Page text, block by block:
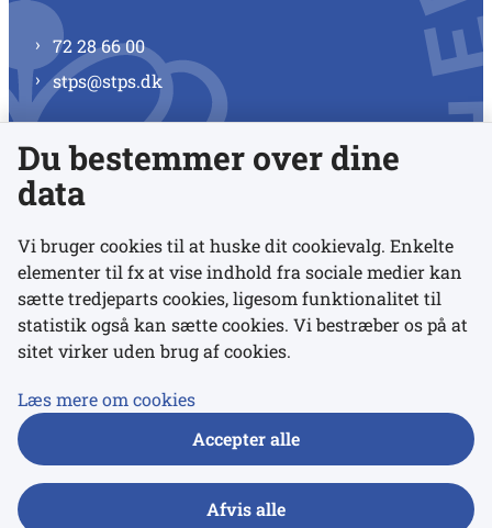
72 28 66 00
stps@stps.dk
Se alle kontaktnumre
Links
Udgivelser
Du bestemmer over dine
data
Vi bruger cookies til at huske dit cookievalg. Enkelte
elementer til fx at vise indhold fra sociale medier kan
sætte tredjeparts cookies, ligesom funktionalitet til
statistik også kan sætte cookies. Vi bestræber os på at
sitet virker uden brug af cookies.
Læs mere om cookies
Accepter alle
Afvis alle